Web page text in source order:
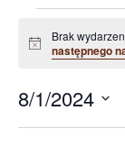
for
sierpnia
2024
Powiadomienie
Brak
następnego
8/1/2024
Wybierz